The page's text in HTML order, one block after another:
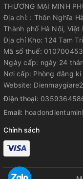
THƯƠNG MẠI MINH
Địa chỉ: : Thôn Nghĩa
Thành phố Hà Nội, Việt
Địa chỉ Kho: 124 Tam
Mã số thuế:
Ngày cấp: ngày 24
Nơi cấp: Phòng đăng
Website:
Điện thoại:
Email:
Chính sách